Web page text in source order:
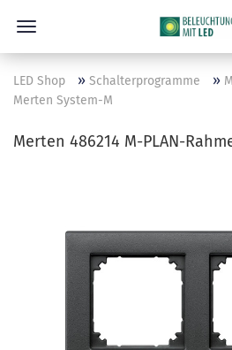
LED Shop » Schalterprogramme »
Merten System-M
Merten 486214 M-PLAN-